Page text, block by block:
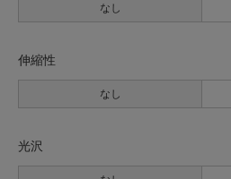
なし
伸縮性
なし
光沢